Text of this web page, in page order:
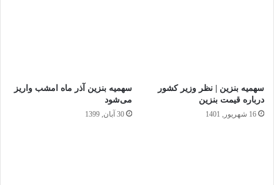
سهمیه بنزین | نظر وزیر کشور
درباره قیمت بنزین
16 شهریور, 1401
سهمیه بنزین آذر ماه امشب واریز
می‌شود
30 آبان, 1399